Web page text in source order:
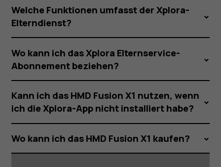
Welche Funktionen umfasst der Xplora-
Elterndienst?
Wo kann ich das Xplora Elternservice-
Abonnement beziehen?
Kann ich das HMD Fusion X1 nutzen, wenn
ich die Xplora-App nicht installiert habe?
Wo kann ich das HMD Fusion X1 kaufen?